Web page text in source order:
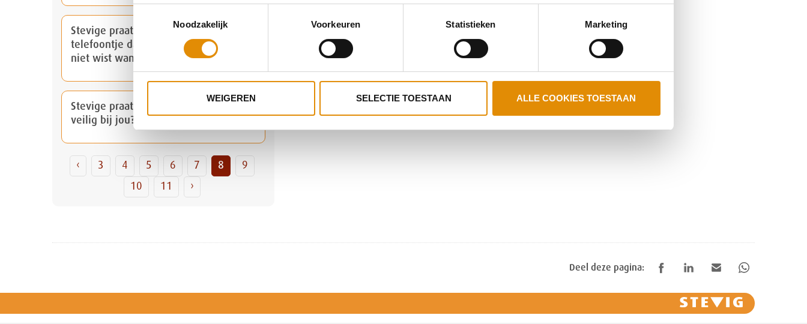
Noodzakelijk
Voorkeuren Statistieken Marketing
WEIGEREN SELECTIE TOESTAAN ALLE COOKIES TOESTAAN
Stevige praat door Rosanne: Dat
telefoontje dat ik verwachtte, maar
niet wist wanneer.
Stevige praat door Remco: 'Ben ik
veilig bij jou?'
‹ 3 4 5 6 7 8
9
10
11 ›
Deel deze pagina: